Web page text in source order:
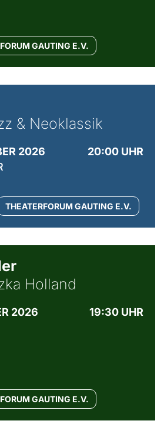
GAUTING E.V.
& Neoklassik
2026
20:00 UHR
THEATERFORUM GAUTING E.V.
Holland
2026
19:30 UHR
GAUTING E.V.